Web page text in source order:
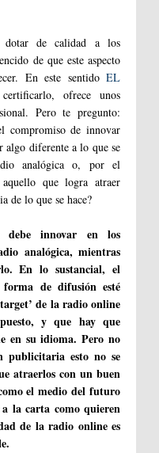
dotar de calidad a los
de que este aspecto
En este sentido EL
ofrece unos
Pero te pregunto:
compromiso de innovar
algo diferente a lo que se
analógica o, por el
que logra atraer
de lo que se hace?
debe innovar en los
analógica, mientras
En lo sustancial, el
de difusión esté
de la radio online
y que hay que
en su idioma. Pero no
publicitaria esto no se
atraerlos con un buen
el medio del futuro
la carta como quieren
de la radio online es